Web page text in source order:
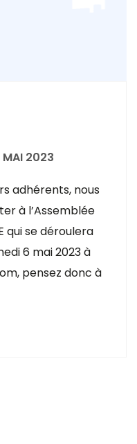
MAI 2023
adhérents, nous
à l’Assemblée
qui se déroulera
6 mai 2023 à
pensez donc à